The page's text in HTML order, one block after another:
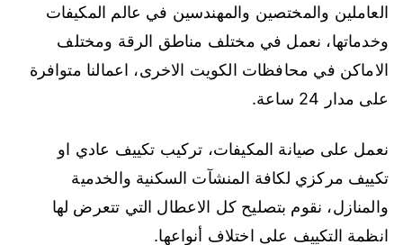
العاملين والمختصين والمهندسين في عالم المكيفات
وخدماتها، نعمل في مختلف مناطق الرقة ومختلف
الاماكن في محافظات الكويت الاخرى، اعمالنا متوافرة
على مدار 24 ساعة.
نعمل على صيانة المكيفات، تركيب تكييف عادي او
تكييف مركزي لكافة المنشآت السكنية والخدمية
والمنازل، نقوم بتصليح كل الاعطال التي تتعرض لها
انظمة التكييف على اختلاف أنواعها.